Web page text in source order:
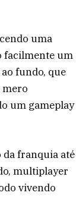
uma
facilmente um
fundo, que
mero
um gameplay
da franquia até
multiplayer
vivendo